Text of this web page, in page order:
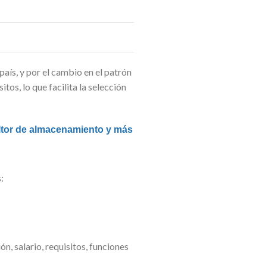
y por el cambio en el patrón
lo que facilita la selección
de almacenamiento y más
salario, requisitos, funciones